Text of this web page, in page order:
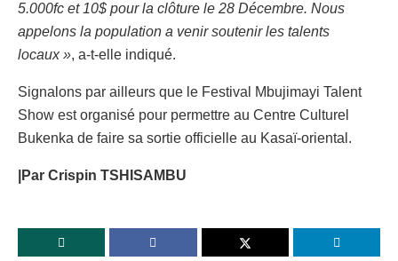
5.000fc et 10$ pour la clôture le 28 Décembre. Nous
appelons la population a venir soutenir les talents
locaux », a-t-elle indiqué.‎
‎Signalons par ailleurs que le Festival Mbujimayi Talent
Show est organisé pour permettre au Centre Culturel
Bukenka de faire sa sortie officielle au Kasaï-oriental.
‎|Par Crispin TSHISAMBU